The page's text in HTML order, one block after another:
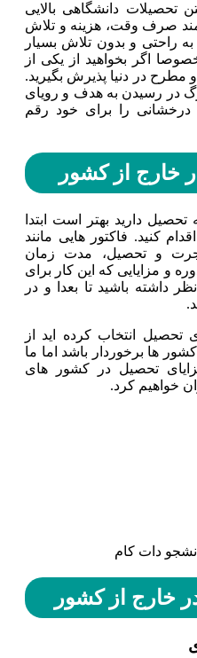
دانشگاهی بالایی
صرف وقت، هزینه و تلاش
به راحتی و بدون تلاش بسیار
اگر بخواهید از یکی از
مطرح در دنیا پذیرش بگیرید.
در رسیدن به هدف و رویای
درخشانی را برای خود رقم
خارج از کشور
دارید بهتر است ابتدا
کنید. فاکتور هایی مانند
و تحصیل، مدت زمان
و مزایایی که این کار برای
داشته باشید تا بعدا و در
انتخاب کرده اید از
ها برخوردار باشد اما ما
تحصیل در کشور های
خواهیم کرد.
خارج از کشور